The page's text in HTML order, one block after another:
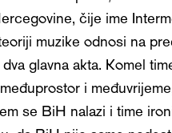
čije ime
muzike odnosi na
glavna akta. Komel
i
se BiH nalazi i time